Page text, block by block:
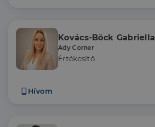
Kovács-Böck Gabriella
Ady Corner
Értékesítő
Hívom